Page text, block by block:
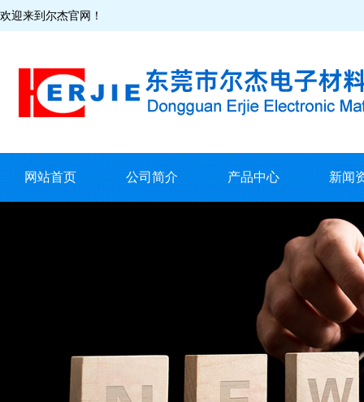
欢迎来到尔杰官网！
网站首页 公司简介 产品中心 新闻